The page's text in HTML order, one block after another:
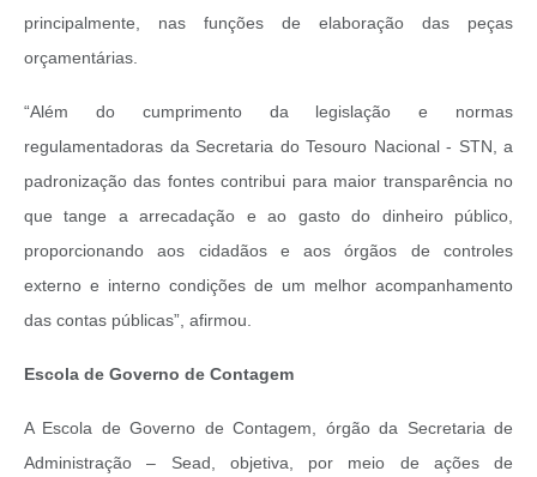
principalmente, nas funções de elaboração das peças
orçamentárias.
“Além do cumprimento da legislação e normas
regulamentadoras da Secretaria do Tesouro Nacional - STN, a
padronização das fontes contribui para maior transparência no
que tange a arrecadação e ao gasto do dinheiro público,
proporcionando aos cidadãos e aos órgãos de controles
externo e interno condições de um melhor acompanhamento
das contas públicas”, afirmou.
Escola de Governo de Contagem
A Escola de Governo de Contagem, órgão da Secretaria de
Administração – Sead, objetiva, por meio de ações de